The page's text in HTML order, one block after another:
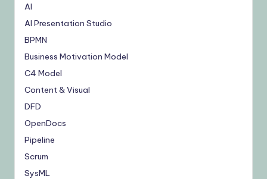
AI
AI Presentation Studio
BPMN
Business Motivation Model
C4 Model
Content & Visual
DFD
OpenDocs
Pipeline
Scrum
SysML